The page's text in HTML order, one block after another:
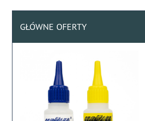
GŁÓWNE OFERTY